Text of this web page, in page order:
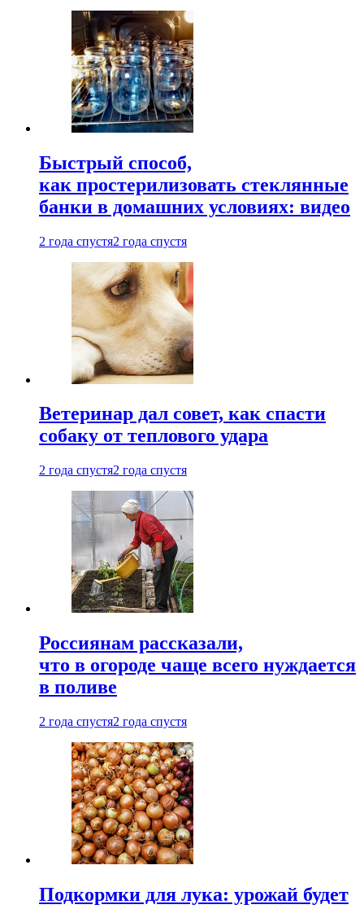
Быстрый способ,
как простерилизовать стеклянные
банки в домашних условиях: видео
2 года спустя2 года спустя
Ветеринар дал совет, как спасти
собаку от теплового удара
2 года спустя2 года спустя
Россиянам рассказали,
что в огороде чаще всего нуждается
в поливе
2 года спустя2 года спустя
Подкормки для лука: урожай будет